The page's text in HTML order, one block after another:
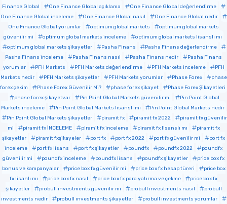
Finance Global
One Finance Global açıklama
One Finance Global değerlendirme
One Finance Global inceleme
One Finance Global nasıl
One Finance Global nedir
One Finance Global yorumlar
optimum global markets
optimum global markets
güvenilir mi
optimum global markets inceleme
optimum global markets lisanslı mı
optimum global markets şikayetler
Pasha Finans
Pasha Finans değerlendirme
Pasha Finans inceleme
Pasha Finans nasıl Pasha Finans nedir
Pasha Finans
yorumlar
PFH Markets PFH Markets değerlendirme PFH Markets inceleme
PFH
Markets nedir
PFH Markets şikayetler PFH Markets yorumlar Phase Forex
phase
forex çekim
Phase Forex Güvenilir Mi? phase forex şikayet
Phase Forex Şikayetleri
phase forex şikayetvar
Pin Point Global Markets güvenilir mi
Pin Point Global
Markets inceleme
Pin Point Global Markets lisanslı mı
Pin Point Global Markets nedir
Pin Point Global Markets şikayetler
piramit fx piramit fx 2022
piramit fx güvenilir
mi
piramit fx İNCELEME piramit fx inceleme piramit fx lisanslı mı
piramit fx
şikayetler
piramit fxşikayeler port fx port fx 2022 port fx güvenilir mi
port fx
inceleme
port fx lisans port fx şikayetler poundfx poundfx 2022
poundfx
güvenilir mi
poundfx inceleme poundfx lisans poundfx şikayetler
price box fx
bonus ve kampanyalar
price box fx güvenilir mi price box fx hesap türeri
price box
fx lisanlı mı
price box fx nasıl price box fx para yatırma ve çekme
price box fx
şikayetler
probull ınvestments güvenilir mi probull ınvestments nasıl
probull
ınvestments nedir
probull ınvestments şikayetler
probull ınvestments yorumlar